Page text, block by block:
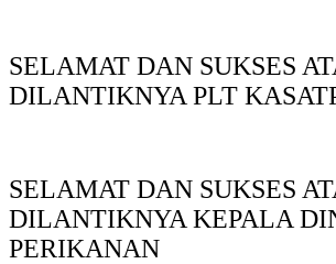
SELAMAT DAN SUKSES
DILANTIKNYA PLT
SELAMAT DAN SUKSES
DILANTIKNYA KEPALA
PERIKANAN